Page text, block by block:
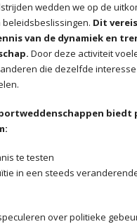
wedden we op de
Dit
van de dynamiek en
Door deze activiteit
die dezelfde
biedt
te testen
in een steeds
over politieke